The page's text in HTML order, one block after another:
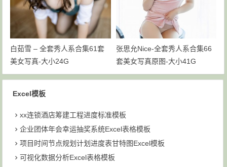
白茹雪 – 全套秀人系合集61套
美女写真-大小24G
张思允Nice-全套秀人系合集66
套美女写真原图-大小41G
Excel模板
xx连锁酒店筹建工程进度标准模板
企业团体年会幸运抽奖系统Excel表格模板
项目时间节点规划计划进度表甘特图Excel模板
可视化数据分析Excel表格模板